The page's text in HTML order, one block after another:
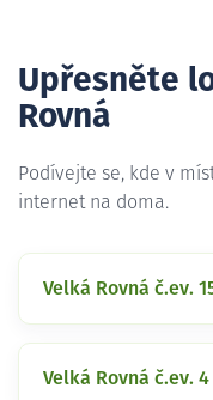
Upřesněte
Rovná
Podívejte se, kde v
internet na doma.
Velká Rovná č.ev.
Velká Rovná č.ev. 4